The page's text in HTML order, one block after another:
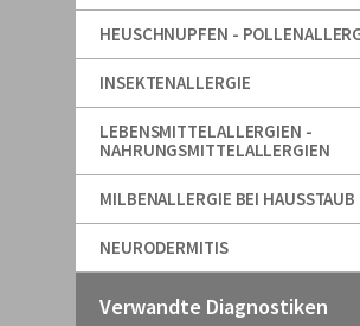
HEUSCHNUPFEN -
INSEKTENALLERGIE
LEBENSMITTELALLERGIEN -
NAHRUNGSMITTELALLERGIEN
MILBENALLERGIE BEI HAUSSTAUB
NEURODERMITIS
Verwandte Diagnostiken